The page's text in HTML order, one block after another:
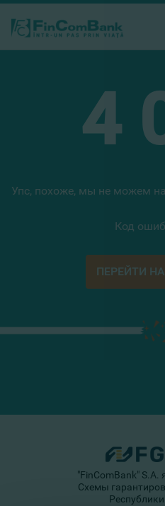
4
Упс, похоже, мы не можем
Код
ПЕРЕЙТИ
"FinComBank" S.A.
Схемы